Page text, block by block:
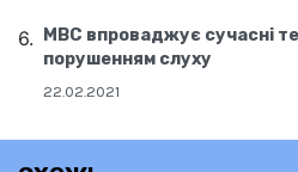
МВС впроваджує сучасні
порушенням слуху
22.02.2021